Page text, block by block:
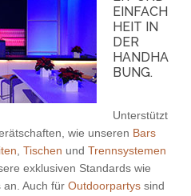
EINFACH
HEIT IN
DER
HANDHA
BUNG.
Unterstützt
wie unseren Bars
Tischen und Trennsystemen
exklusiven Standards wie
an. Auch für Outdoorpartys sind